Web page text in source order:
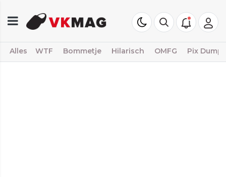
Alles WTF Bommetje Hilarisch OMFG Pix Dump